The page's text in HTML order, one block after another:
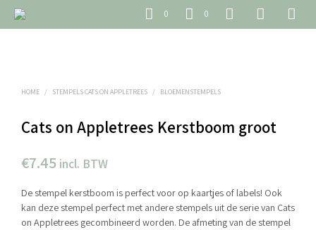
0 0
HOME / STEMPELS CATS ON APPLETREES / BLOEMENSTEMPELS
Cats on Appletrees Kerstboom groot
€7.45 incl. BTW
De stempel kerstboom is perfect voor op kaartjes of labels! Ook
kan deze stempel perfect met andere stempels uit de serie van Cats
on Appletrees gecombineerd worden. De afmeting van de stempel